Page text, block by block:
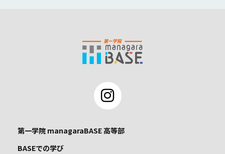
第一学院 managaraBASE 高等部
BASEでの学び